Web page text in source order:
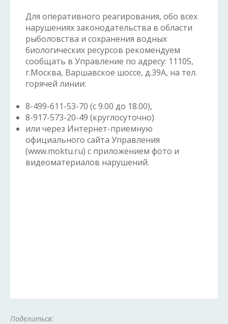
Для оперативного реагирования, обо всех
нарушениях законодательства в области
рыболовства и сохранения водных
биологических ресурсов рекомендуем
сообщать в Управление по адресу: 11105,
г.Москва, Варшавское шоссе, д.39А, на тел.
горячей линии:
8-499-611-53-70 (с 9.00 до 18.00),
8-917-573-20-49 (круглосуточно)
или через Интернет-приемную
официального сайта Управления
(www.moktu.ru) с приложением фото и
видеоматериалов нарушений.
Поделиться: